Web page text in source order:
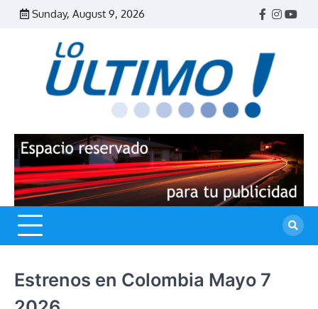
Skip
Sunday, August 9, 2026
Facebook
Estrenos en Colombia Mayo 7